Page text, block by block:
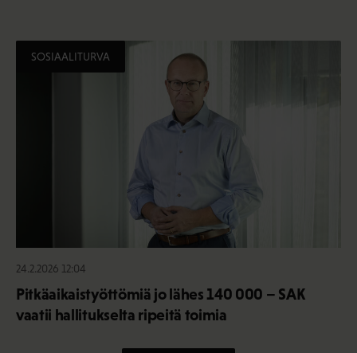
SOSIAALITURVA
24.2.2026 12:04
Pitkäaikaistyöttömiä jo lähes 140 000 – SAK
vaatii hallitukselta ripeitä toimia